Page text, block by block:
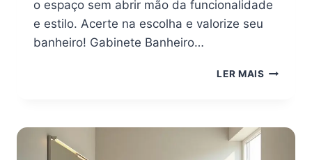
o espaço sem abrir mão da funcionalidade
e estilo. Acerte na escolha e valorize seu
banheiro! Gabinete Banheiro…
LER MAIS
O